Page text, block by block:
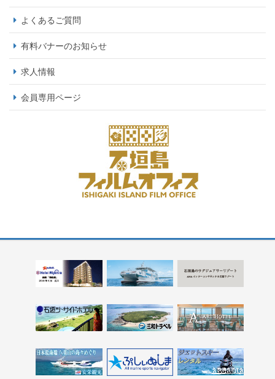
よくあるご質問
有料バナーのお知らせ
求人情報
会員専用ページ